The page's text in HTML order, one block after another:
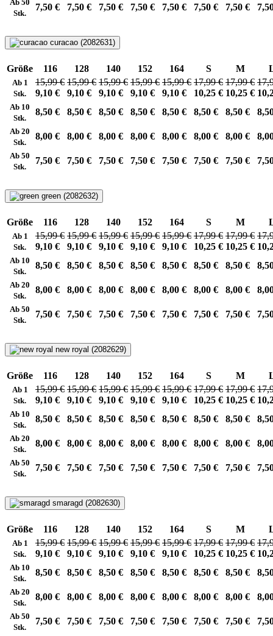
Ab 50
Stk.
7,50 € 7,50 € 7,50 € 7,50 € 7,50 € 7,50 € 7,50 €
curacao (2082631)
Größe 116 128 140 152 164 S M
Ab 1
Stk.
15,99 €
9,10 €
15,99 €
9,10 €
15,99 €
9,10 €
15,99 €
9,10 €
15,99 €
9,10 €
17,99 €
10,25 €
17,99 €
10,25 €
Ab 10
Stk.
8,50 € 8,50 € 8,50 € 8,50 € 8,50 € 8,50 € 8,50 €
Ab 20
Stk.
8,00 € 8,00 € 8,00 € 8,00 € 8,00 € 8,00 € 8,00 €
Ab 50
Stk.
7,50 € 7,50 € 7,50 € 7,50 € 7,50 € 7,50 € 7,50 €
green (2082632)
Größe 116 128 140 152 164 S M
Ab 1
Stk.
15,99 €
9,10 €
15,99 €
9,10 €
15,99 €
9,10 €
15,99 €
9,10 €
15,99 €
9,10 €
17,99 €
10,25 €
17,99 €
10,25 €
Ab 10
Stk.
8,50 € 8,50 € 8,50 € 8,50 € 8,50 € 8,50 € 8,50 €
Ab 20
Stk.
8,00 € 8,00 € 8,00 € 8,00 € 8,00 € 8,00 € 8,00 €
Ab 50
Stk.
7,50 € 7,50 € 7,50 € 7,50 € 7,50 € 7,50 € 7,50 €
new royal (2082629)
Größe 116 128 140 152 164 S M
Ab 1
Stk.
15,99 €
9,10 €
15,99 €
9,10 €
15,99 €
9,10 €
15,99 €
9,10 €
15,99 €
9,10 €
17,99 €
10,25 €
17,99 €
10,25 €
Ab 10
Stk.
8,50 € 8,50 € 8,50 € 8,50 € 8,50 € 8,50 € 8,50 €
Ab 20
Stk.
8,00 € 8,00 € 8,00 € 8,00 € 8,00 € 8,00 € 8,00 €
Ab 50
Stk.
7,50 € 7,50 € 7,50 € 7,50 € 7,50 € 7,50 € 7,50 €
smaragd (2082630)
Größe 116 128 140 152 164 S M
Ab 1
Stk.
15,99 €
9,10 €
15,99 €
9,10 €
15,99 €
9,10 €
15,99 €
9,10 €
15,99 €
9,10 €
17,99 €
10,25 €
17,99 €
10,25 €
Ab 10
Stk.
8,50 € 8,50 € 8,50 € 8,50 € 8,50 € 8,50 € 8,50 €
Ab 20
Stk.
8,00 € 8,00 € 8,00 € 8,00 € 8,00 € 8,00 € 8,00 €
Ab 50
Stk.
7,50 € 7,50 € 7,50 € 7,50 € 7,50 € 7,50 € 7,50 €